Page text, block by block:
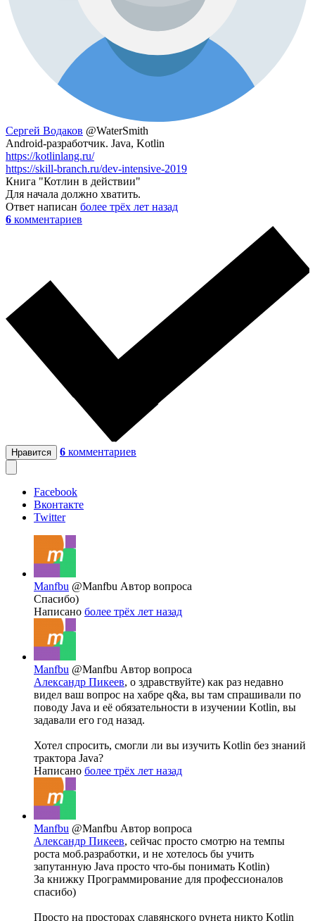
Сергей Водаков @WaterSmith
Android-разработчик. Java, Kotlin
https://kotlinlang.ru/
https://skill-branch.ru/dev-intensive-2019
Книга "Котлин в действии"
Для начала должно хватить.
Ответ написан более трёх лет назад
6 комментариев
Нравится 6 комментариев
Facebook
Вконтакте
Twitter
Manfbu @Manfbu Автор вопроса
Спасибо)
Написано более трёх лет назад
Manfbu @Manfbu Автор вопроса
Александр Пикеев, о здравствуйте) как раз недавно
видел ваш вопрос на хабре q&a, вы там спрашивали по
поводу Java и её обязательности в изучении Kotlin, вы
задавали его год назад.
Хотел спросить, смогли ли вы изучить Kotlin без знаний
трактора Java?
Написано более трёх лет назад
Manfbu @Manfbu Автор вопроса
Александр Пикеев, сейчас просто смотрю на темпы
роста моб.разработки, и не хотелось бы учить
запутанную Java просто что-бы понимать Kotlin)
За книжку Программирование для профессионалов
спасибо)
Просто на просторах славянского рунета никто Kotlin